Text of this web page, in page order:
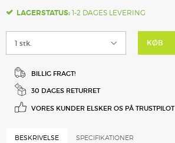
LAGERSTATUS: 1-2 DAGES LEVERING
KØB
BILLIG FRAGT!
30 DAGES RETURRET
VORES KUNDER ELSKER OS PÅ TRUSTPILOT
BESKRIVELSE SPECIFIKATIONER